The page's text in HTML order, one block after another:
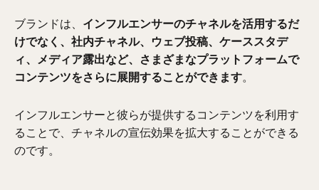
ブランドは、 インフルエンサーのチャネルを活用するだ
けでなく、社内チャネル、ウェブ投稿、ケーススタデ
ィ、メディア露出など、さまざまなプラットフォームで
コンテンツをさらに展開することができます。
インフルエンサーと彼らが提供するコンテンツを利用す
ることで、チャネルの宣伝効果を拡大することができる
のです。